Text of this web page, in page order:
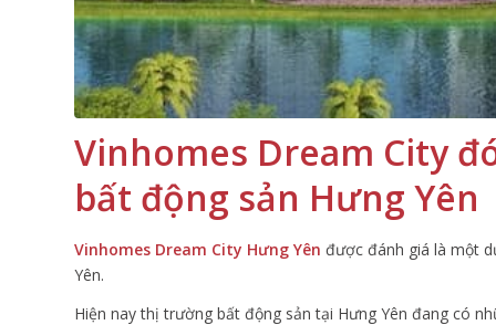
Vinhomes Dream City
bất động sản Hưng Yên
Vinhomes Dream City Hưng Yên được đánh giá là một
Yên.
Hiện nay thị trường bất động sản tại Hưng Yên đang có